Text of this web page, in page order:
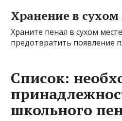
Хранение в сухом
Храните пенал в сухом
предотвратить появление
Список:
школьного